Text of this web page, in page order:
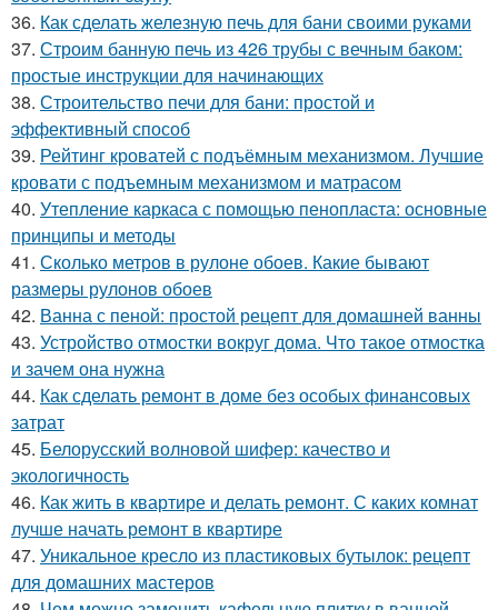
36. Как сделать железную печь для бани своими руками
37. Строим банную печь из 426 трубы с вечным баком:
простые инструкции для начинающих
38. Строительство печи для бани: простой и
эффективный способ
39. Рейтинг кроватей с подъёмным механизмом. Лучшие
кровати с подъемным механизмом и матрасом
40. Утепление каркаса с помощью пенопласта: основные
принципы и методы
41. Сколько метров в рулоне обоев. Какие бывают
размеры рулонов обоев
42. Ванна с пеной: простой рецепт для домашней ванны
43. Устройство отмостки вокруг дома. Что такое отмостка
и зачем она нужна
44. Как сделать ремонт в доме без особых финансовых
затрат
45. Белорусский волновой шифер: качество и
экологичность
46. Как жить в квартире и делать ремонт. С каких комнат
лучше начать ремонт в квартире
47. Уникальное кресло из пластиковых бутылок: рецепт
для домашних мастеров